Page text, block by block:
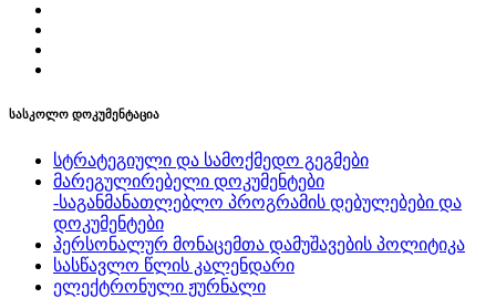
სასკოლო დოკუმენტაცია
სტრატეგიული და სამოქმედო გეგმები
მარეგულირებელი დოკუმენტები
-საგანმანათლებლო პროგრამის დებულებები და
დოკუმენტები
პერსონალურ მონაცემთა დამუშავების პოლიტიკა
სასწავლო წლის კალენდარი
ელექტრონული ჟურნალი